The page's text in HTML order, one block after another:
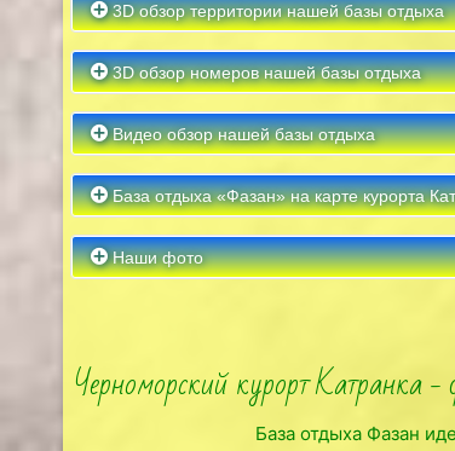
3D обзор территории нашей базы отдыха
3D обзор номеров нашей базы отдыха
Видео обзор нашей базы отдыха
База отдыха «Фазан» на карте курорта
Наши фото
Черноморский курорт Катранка
База отдыха Фазан